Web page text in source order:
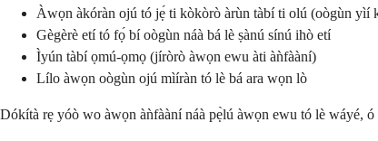
Àwọn àkóràn ojú tó jẹ́ ti kòkòrò àrùn tàbí ti olú (oògùn yìí
Gègèrè etí tó fọ́ bí oògùn náà bá lè ṣànú sínú ihò etí
Ìyún tàbí ọmú-ọmọ (jíròrò àwọn ewu àti àǹfààní)
Lílo àwọn oògùn ojú mìíràn tó lè bá ara wọn lò
Dókítà rẹ yóò wo àwọn àǹfààní náà pẹ̀lú àwọn ewu tó lè wáyé,